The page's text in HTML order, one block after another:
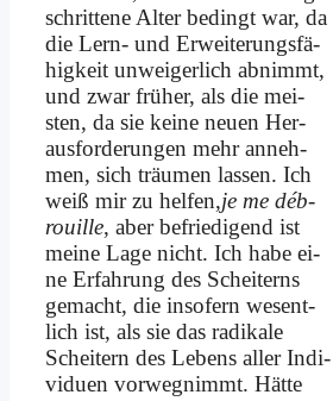
schrittene Al­ter be­dingt war, da
die Lern- und Er­wei­te­rungs­fä­
hig­keit un­wei­ger­lich ab­nimmt,
und zwar frü­her, als die mei­
sten, da sie kei­ne neu­en Her­
aus­for­de­run­gen mehr an­neh­
men, sich träu­men las­sen. Ich
weiß mir zu hel­fen,je me déb­
rouil­le, aber be­frie­di­gend ist
mei­ne La­ge nicht. Ich ha­be ei­
ne Er­fah­rung des Schei­terns
ge­macht, die in­so­fern we­sent­
lich ist, als sie das ra­di­ka­le
Schei­tern des Le­bens al­ler In­di­
vi­du­en vor­weg­nimmt. Hät­te